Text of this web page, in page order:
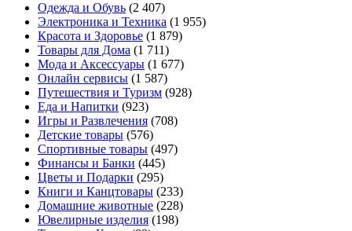
Одежда и Обувь (2 407)
Электроника и Техника (1 955)
Красота и Здоровье (1 879)
Товары для Дома (1 711)
Мода и Аксессуары (1 677)
Онлайн сервисы (1 587)
Путешествия и Туризм (928)
Еда и Напитки (923)
Игры и Развлечения (708)
Детские товары (576)
Спортивные товары (497)
Финансы и Банки (445)
Цветы и Подарки (295)
Книги и Канцтовары (233)
Домашние животные (228)
Ювелирные изделия (198)